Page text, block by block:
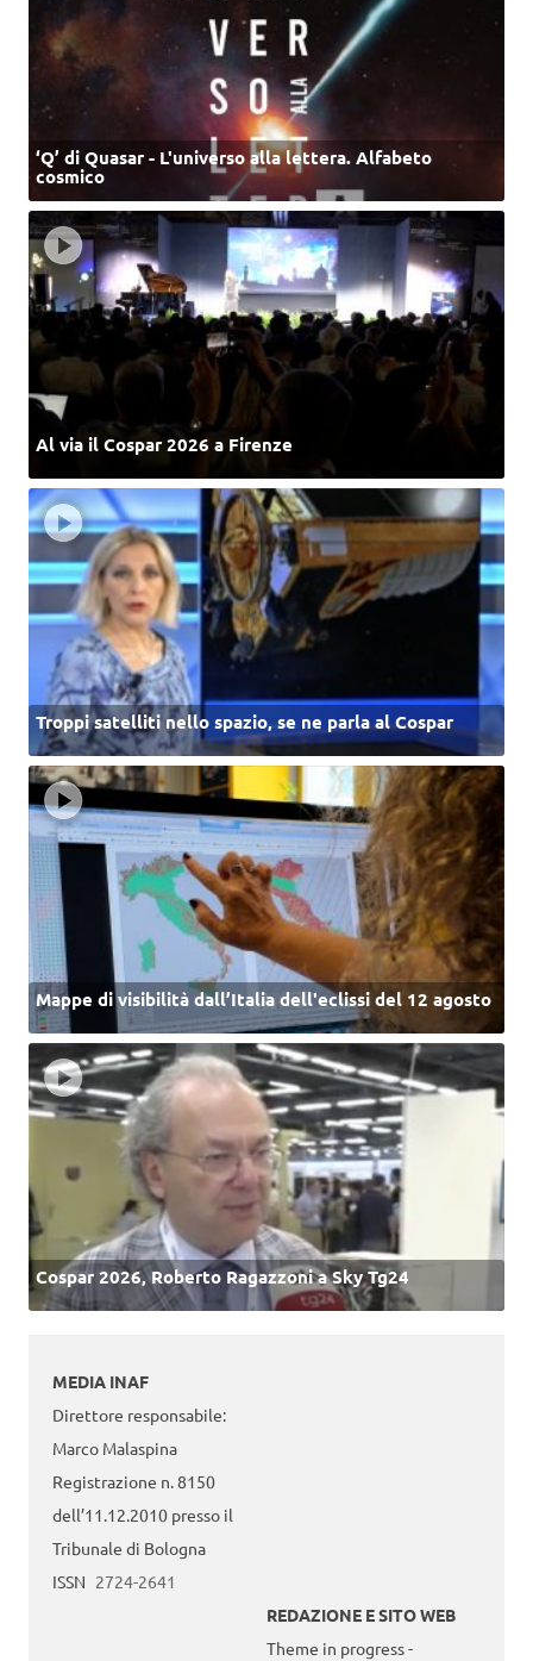
‘Q’ di Quasar - L'universo alla lettera. Alfabeto
cosmico
Al via il Cospar 2026 a Firenze
Troppi satelliti nello spazio, se ne parla al Cospar
Mappe di visibilità dall’Italia dell'eclissi del 12 agosto
Cospar 2026, Roberto Ragazzoni a Sky Tg24
MEDIA INAF
Direttore responsabile:
Marco Malaspina
Registrazione n. 8150
dell’11.12.2010 presso il
Tribunale di Bologna
ISSN 2724-2641
REDAZIONE E SITO WEB
Theme in progress -